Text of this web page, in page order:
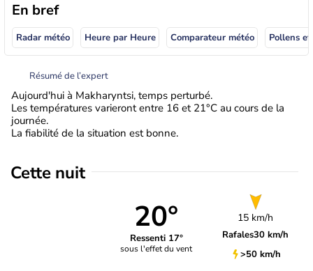
En bref
Radar météo Heure par Heure Comparateur météo Pollens
Résumé de l’expert
Aujourd'hui à Makharyntsi, temps perturbé.
Les températures varieront entre 16 et 21°C au cours de la
journée.
La fiabilité de la situation est bonne.
Cette nuit
20°
Ressenti 17°
sous l'effet du vent
15 km/h
Rafales30 km/h
>50 km/h